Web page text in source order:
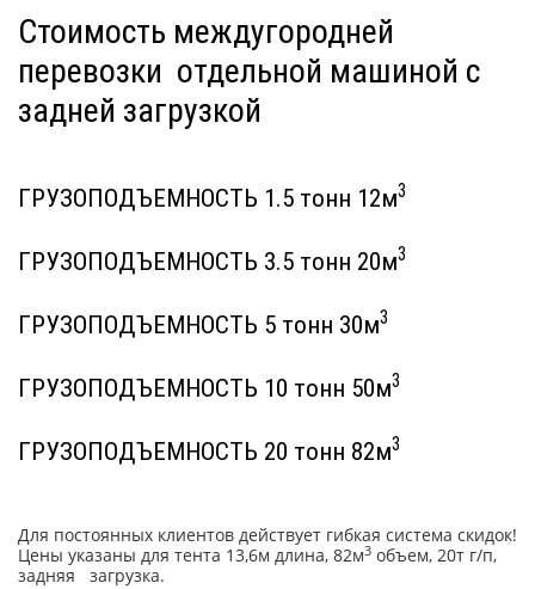
Стоимость междугородней
перевозки отдельной машиной с
задней загрузкой
ГРУЗОПОДЪЕМНОСТЬ 1.5 тонн 12м3
ГРУЗОПОДЪЕМНОСТЬ 3.5 тонн 20м3
ГРУЗОПОДЪЕМНОСТЬ 5 тонн 30м3
ГРУЗОПОДЪЕМНОСТЬ 10 тонн 50м3
ГРУЗОПОДЪЕМНОСТЬ 20 тонн 82м3
Для постоянных клиентов действует гибкая система скидок!
Цены указаны для тента 13,6м длина, 82м3 объем, 20т г/п,
задняя загрузка.